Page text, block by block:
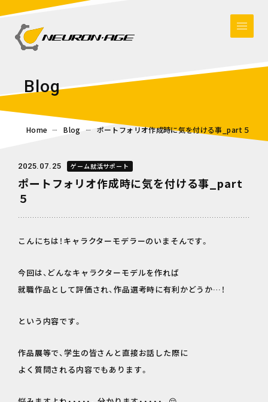
Blog
Home Blog ポートフォリオ作成時に気を付ける事_part５
2025.07.25 ゲーム就活サポート
ポートフォリオ作成時に気を付ける事_part
５
こんにちは！キャラクターモデラーのいまそんです。
今回は、どんなキャラクターモデルを作れば
就職作品として評価され、作品選考時に有利かどうか…！
という内容です。
作品展等で、学生の皆さんと直接お話した際に
よく質問される内容でもあります。